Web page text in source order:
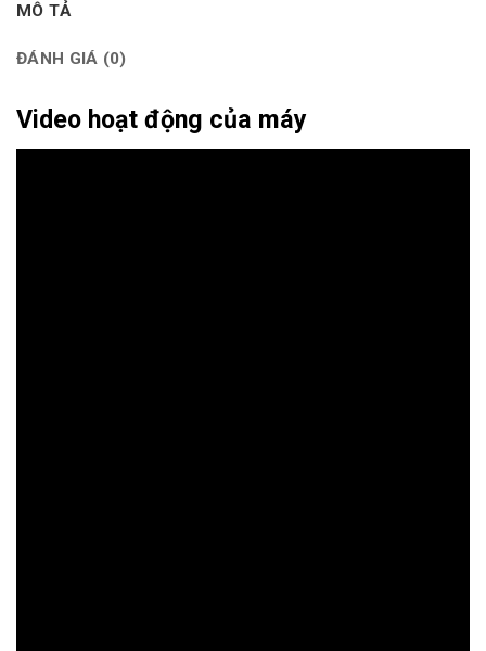
MÔ TẢ
ĐÁNH GIÁ (0)
Video hoạt động của máy